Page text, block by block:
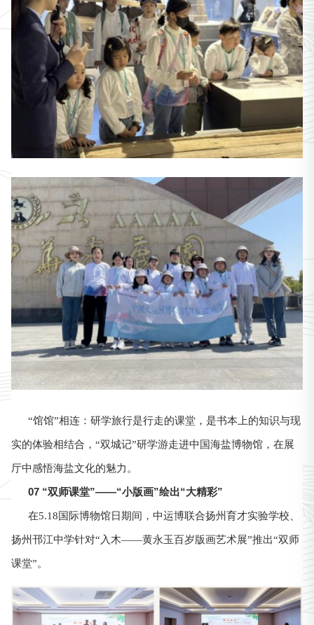
“馆馆”相连：研学旅行是行走的课堂，是书本上的知识与现
实的体验相结合，“双城记”研学游走进中国海盐博物馆，在展
厅中感悟海盐文化的魅力。
07 “双师课堂”——“小版画”绘出“大精彩”
在5.18国际博物馆日期间，中运博联合扬州育才实验学校、
扬州邗江中学针对“入木——黄永玉百岁版画艺术展”推出“双师
课堂”。